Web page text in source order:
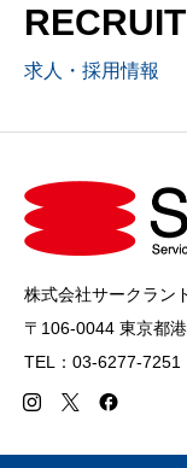
RECRUIT
求人・採用情報
株式会社サークラン
〒106-0044 東京都
TEL：03-6277-